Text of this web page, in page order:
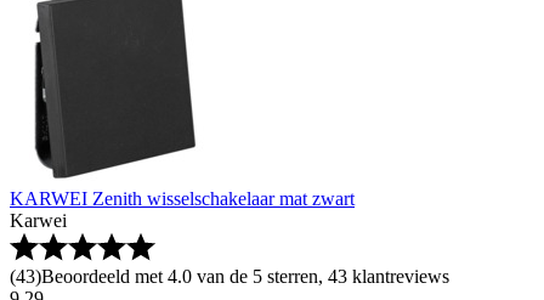
KARWEI Zenith wisselschakelaar mat zwart
Karwei
(43)Beoordeeld met 4.0 van de 5 sterren, 43 klantreviews